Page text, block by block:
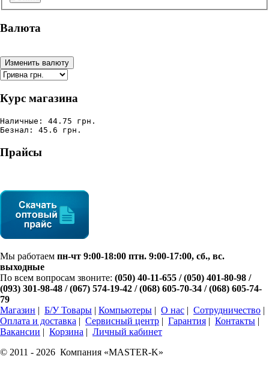
Валюта
Курс магазина
Наличные: 44.75 грн.
Безнал: 45.6 грн.
Прайсы
Мы работаем пн-чт 9:00-18:00 птн. 9:00-17:00, сб., вс.
выходные
По всем вопросам звоните: (050) 40-11-655 / (050) 401-80-98 /
(093) 301-98-48 /(067) 574-19-42 / (068) 605-70-34 / (068) 605-74-
79
Магазин | Б/У Товары | Компьютеры | О нас | Сотрудничество |
Оплата и доставка | Сервисный центр | Гарантия | Контакты |
Вакансии | Корзина | Личный кабинет
© 2011 - 2026 Компания «MASTER-K»